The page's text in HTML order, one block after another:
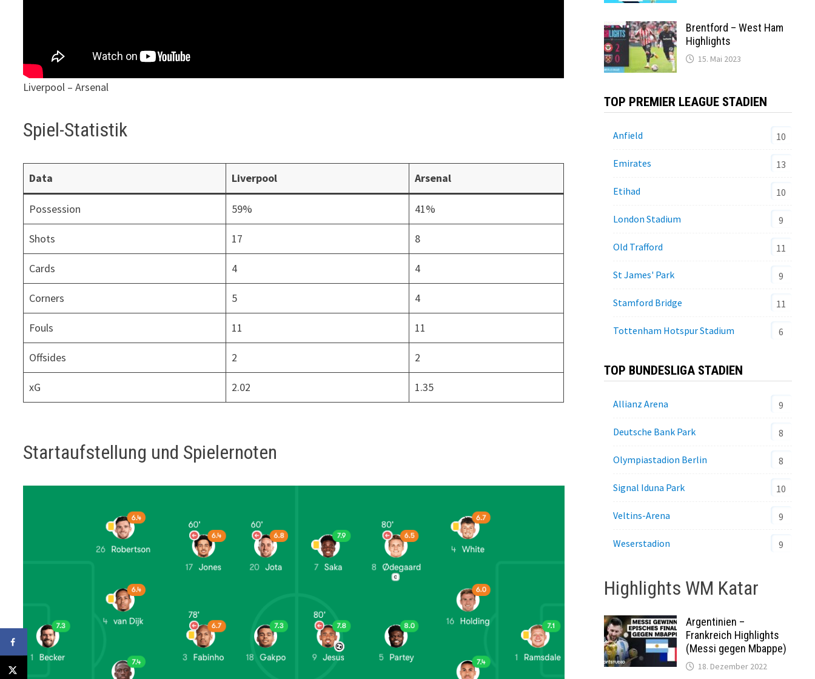
Liverpool – Arsenal
Spiel-Statistik
Data Liverpool Arsenal
Possession 59% 41%
Shots 17 8
Cards 4 4
Corners 5 4
Fouls 11 11
Offsides 2 2
xG 2.02 1.35
Startaufstellung und Spielernoten
Brentford – West Ham
Highlights
15. Mai 2023
TOP PREMIER LEAGUE STADIEN
Anfield 10
Emirates 13
Etihad 10
London Stadium 9
Old Trafford 11
St James' Park 9
Stamford Bridge 11
Tottenham Hotspur Stadium 6
TOP BUNDESLIGA STADIEN
Allianz Arena 9
Deutsche Bank Park 8
Olympiastadion Berlin 8
Signal Iduna Park 10
Veltins-Arena 9
Weserstadion 9
Highlights WM Katar
Argentinien –
Frankreich Highlights
(Messi gegen Mbappe)
18. Dezember 2022